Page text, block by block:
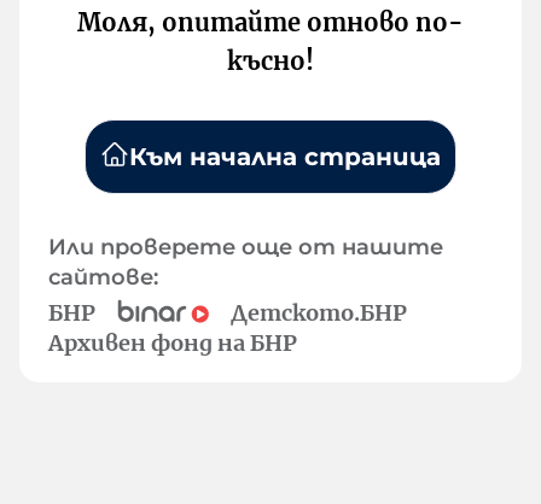
Моля, опитайте отново по-
късно!
Към начална страница
Или проверете още от нашите
сайтове:
БНР
Детското.БНР
Архивен фонд на БНР